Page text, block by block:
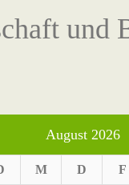
und
August 2026
M D F